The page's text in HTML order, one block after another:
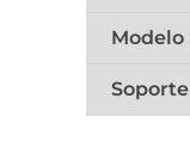
Modelo
Soporte